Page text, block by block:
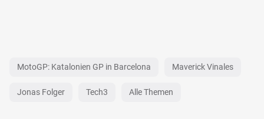
MotoGP: Katalonien GP in Barcelona Maverick Vinales
Jonas Folger Tech3 Alle Themen